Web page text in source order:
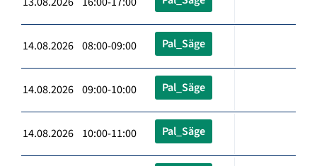
14.08.2026 08:00-09:00 Pal_Säge
14.08.2026 09:00-10:00 Pal_Säge
14.08.2026 10:00-11:00 Pal_Säge